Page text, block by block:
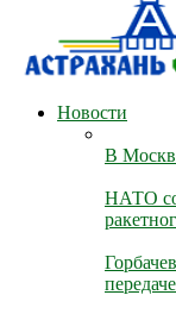
Новости
В
НАТО